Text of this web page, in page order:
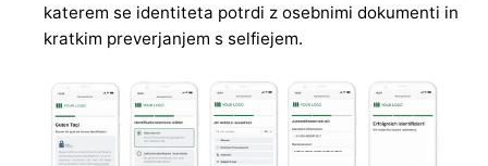
katerem se identiteta potrdi z osebnimi dokumenti in
kratkim preverjanjem s selfiejem.